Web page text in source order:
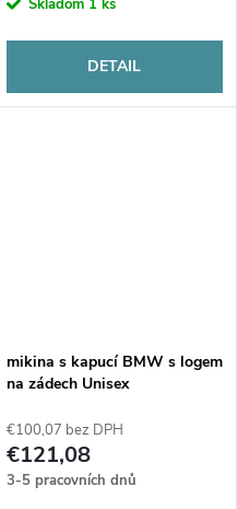
Skladom 1 ks
DETAIL
mikina s kapucí BMW s logem
na zádech Unisex
€100,07 bez DPH
€121,08
3-5 pracovních dnů